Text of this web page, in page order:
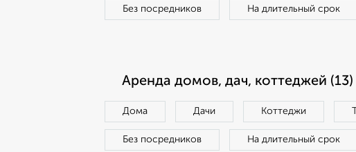
Без посредников На длительный срок
Аренда домов, дач, коттеджей (13)
Дома Дачи Коттеджи
Без посредников На длительный срок